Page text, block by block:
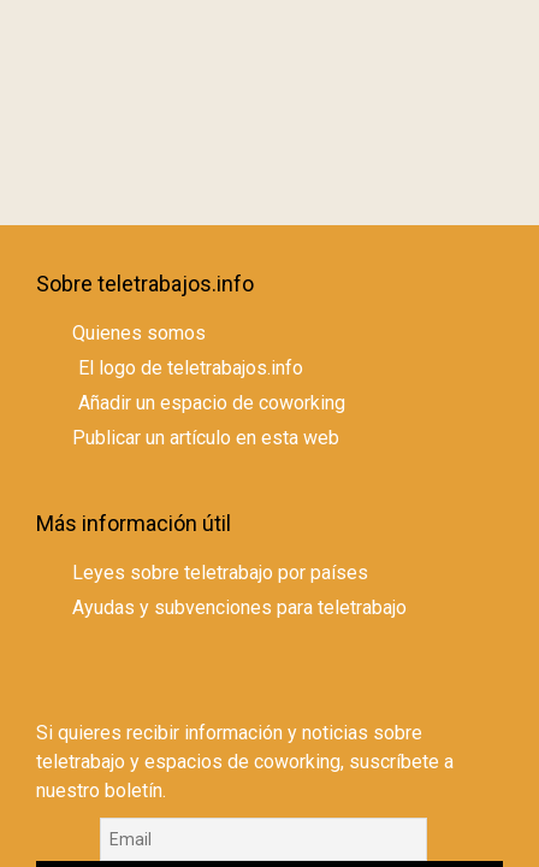
Sobre teletrabajos.info
Quienes somos
El logo de teletrabajos.info
Añadir un espacio de coworking
Publicar un artículo en esta web
Más información útil
Leyes sobre teletrabajo por países
Ayudas y subvenciones para teletrabajo
Si quieres recibir información y noticias sobre
teletrabajo y espacios de coworking, suscríbete a
nuestro boletín.